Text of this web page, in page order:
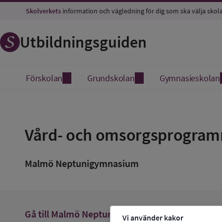
Vi använder kakor
Skolverkets information och vägledning för dig som ska välja
Utbildningsguiden
Förskolan Grundskolan Gymnasieskolan
Vård- och
favorit
Malmö Neptunigymnasium
Gå till Malmö Neptunigymnasiumarrow_forward